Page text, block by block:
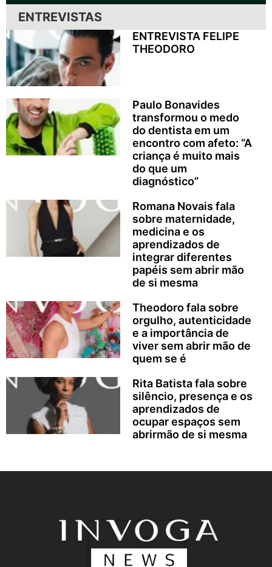
ENTREVISTAS
ENTREVISTA FELIPE
THEODORO
Paulo Bonavides
transformou o medo
do dentista em um
encontro com afeto: “A
criança é muito mais
do que um
diagnóstico”
Romana Novais fala
sobre maternidade,
medicina e os
aprendizados de
integrar diferentes
papéis sem abrir mão
de si mesma
Theodoro fala sobre
orgulho, autenticidade
e a importância de
viver sem abrir mão de
quem se é
Rita Batista fala sobre
silêncio, presença e os
aprendizados de
ocupar espaços sem
abrirmão de si mesma